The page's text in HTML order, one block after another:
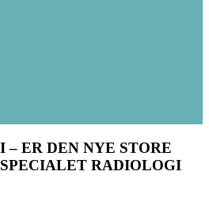
ER DEN NYE STORE
RADIOLOGI